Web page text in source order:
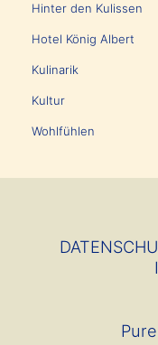
Hinter den Kulissen
Hotel König Albert
Kulinarik
Kultur
Wohlfühlen